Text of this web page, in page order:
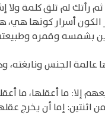
ثم رأتك لم تلق كلمة
أسرار كونها هي،
بشمسه وقمره
عالمة الجنس
إلا: ما أعقلها، ما
إما أن يخرج